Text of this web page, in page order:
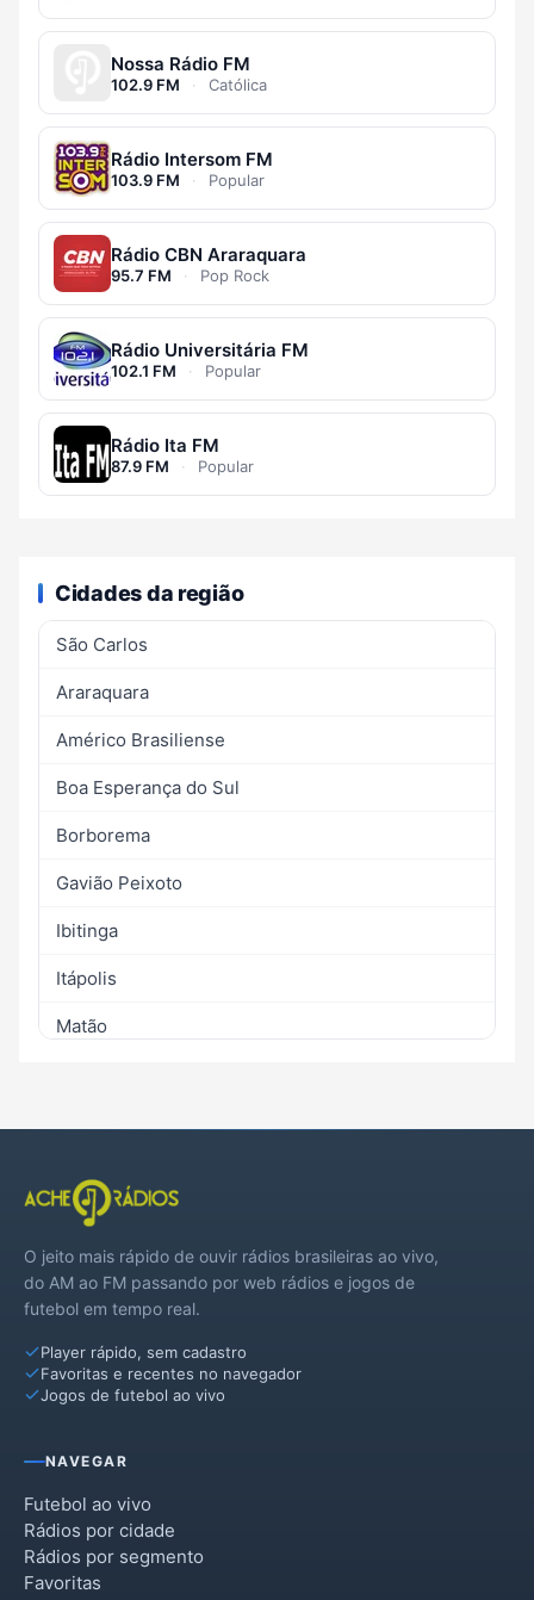
Nossa Rádio FM
102.9 FM · Católica
Rádio Intersom FM
103.9 FM · Popular
Rádio CBN Araraquara
95.7 FM · Pop Rock
Rádio Universitária FM
102.1 FM · Popular
Rádio Ita FM
87.9 FM · Popular
Cidades da região
São Carlos
Araraquara
Américo Brasiliense
Boa Esperança do Sul
Borborema
Gavião Peixoto
Ibitinga
Itápolis
Matão
Tabatinga
Trabiju
O jeito mais rápido de ouvir rádios brasileiras ao vivo,
do AM ao FM passando por web rádios e jogos de
futebol em tempo real.
Player rápido, sem cadastro
Favoritas e recentes no navegador
Jogos de futebol ao vivo
NAVEGAR
Futebol ao vivo
Rádios por cidade
Rádios por segmento
Favoritas